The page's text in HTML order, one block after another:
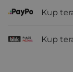
Kup
Kup